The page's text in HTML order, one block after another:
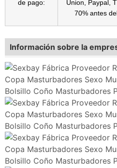
de pago:
Union, Paypal,
70% antes
Información sobre la